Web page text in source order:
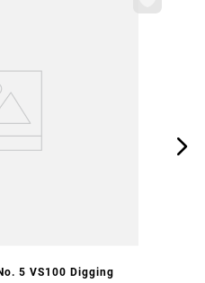
5 VS100 Digging